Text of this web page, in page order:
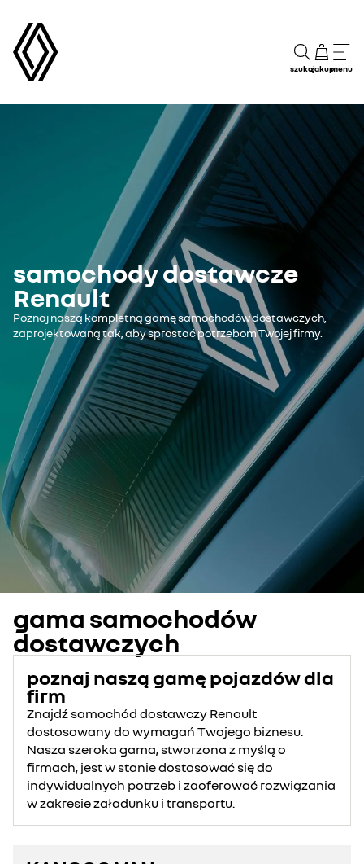
szukajzakupmenu
samochody dostawcze
Renault
Poznaj naszą kompletną gamę samochodów dostawczych,
zaprojektowaną tak, aby sprostać potrzebom Twojej firmy.
gama samochodów
dostawczych
poznaj naszą gamę pojazdów dla
firm
Znajdź samochód dostawczy Renault
dostosowany do wymagań Twojego biznesu.
Nasza szeroka gama, stworzona z myślą o
firmach, jest w stanie dostosować się do
indywidualnych potrzeb i zaoferować rozwiązania
w zakresie załadunku i transportu.